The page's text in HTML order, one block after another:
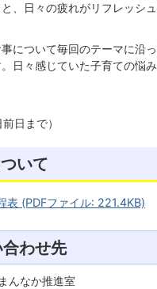
、日々の疲れがリフレッシ
について毎回のテーマに沿
日々感じていた子育ての悩
日まで）
いて
表 (PDFファイル: 221.4KB)
わせ先
んなか推進室